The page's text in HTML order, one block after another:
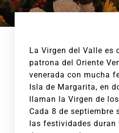
La Virgen del Valle es
patrona del Oriente
venerada con mucha
Isla de Margarita, en
llaman la Virgen de
Cada 8 de septiembre
las festividades